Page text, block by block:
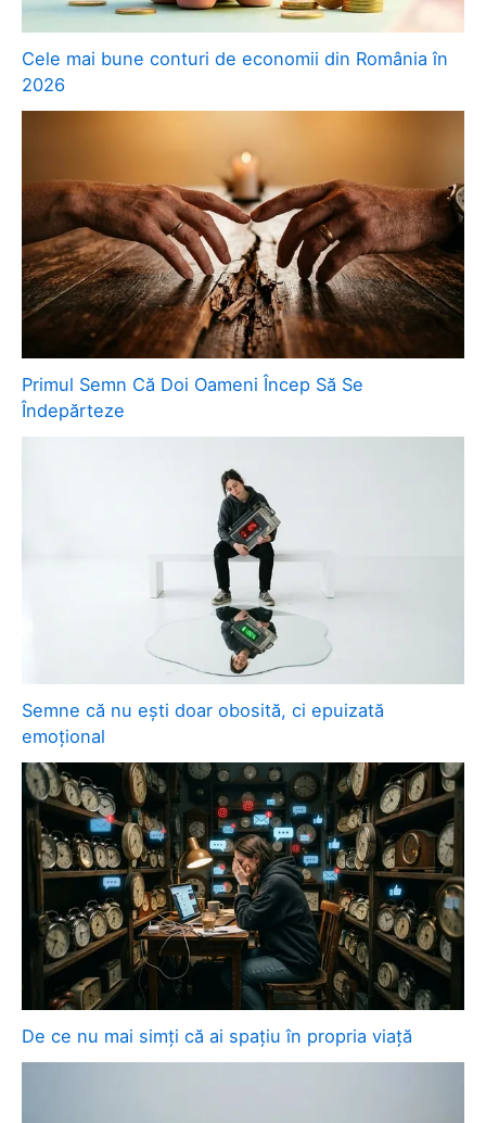
Cele mai bune conturi de economii din România în
2026
Primul Semn Că Doi Oameni Încep Să Se
Îndepărteze
Semne că nu ești doar obosită, ci epuizată
emoțional
De ce nu mai simți că ai spațiu în propria viață